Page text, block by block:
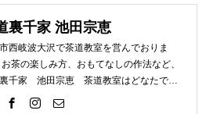
裏千家 池田宗恵
西岐波大沢で茶道教室を営んでおりま
茶の楽しみ方、おもてなしの作法など、
千家 池田宗恵 茶道教室はどなたでも
いただけます。